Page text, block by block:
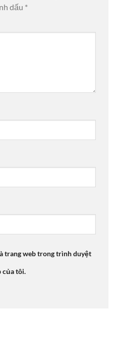
dấu *
trang web trong trình duyệt
của tôi.